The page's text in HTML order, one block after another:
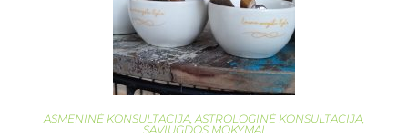
ASMENINĖ KONSULTACIJA,ASTROLOGINĖ KONSULTACIJA,
SAVIUGDOS MOKYMAI